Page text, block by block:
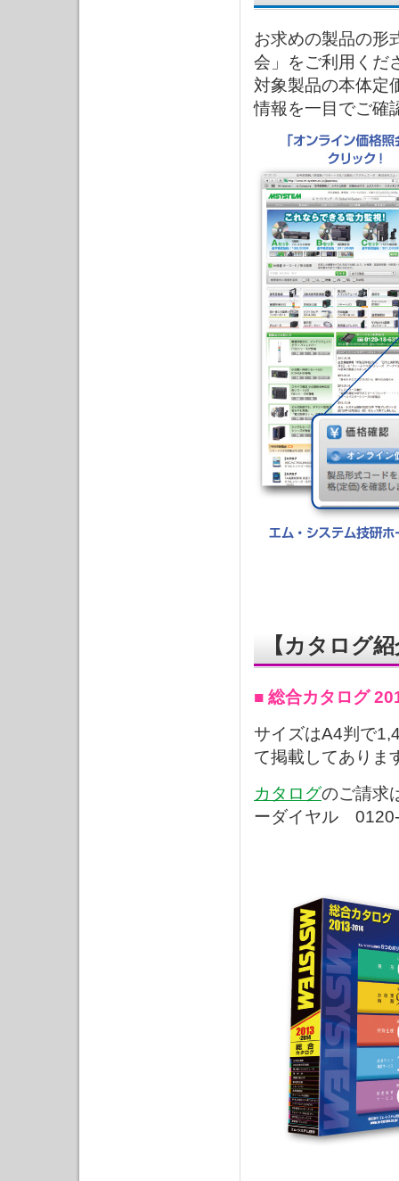
お求めの製品の形
会」をご利用くだ
対象製品の本体定
情報を一目でご確
【カタログ
■ 総合カタログ
サイズはA4判で
て掲載してありま
カタログのご請求
ーダイヤル